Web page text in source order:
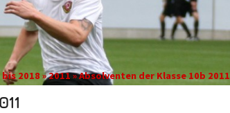
2018 » 2011 » Absolventen der Klasse 10b 2011